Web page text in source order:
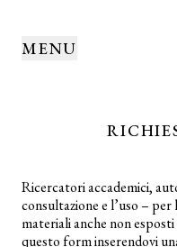
MENU
Ricercatori accademici,
consultazione e l’uso –
materiali anche non
questo form inserendovi